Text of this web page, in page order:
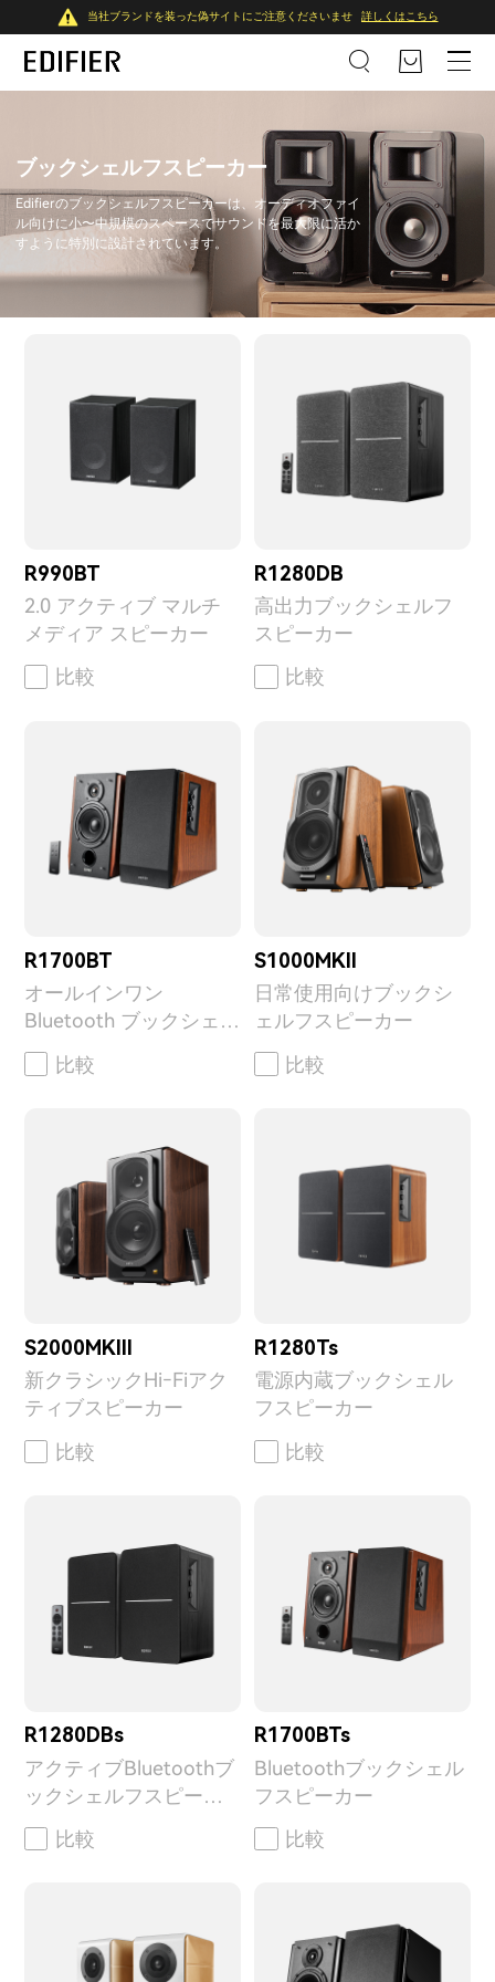
当社ブランドを装った偽サイトにご注意くださいませ 詳しくはこちら
ブックシェルフスピーカー
Edifierのブックシェルフスピーカーは、オーディオファイ
ル向けに小〜中規模のスペースでサウンドを最大限に活か
すように特別に設計されています。
R990BT
2.0 アクティブ マルチ
メディア スピーカー
比較
R1280DB
高出力ブックシェルフ
スピーカー
比較
R1700BT
オールインワン
Bluetooth ブックシェル
フスピーカー
比較
S1000MKII
日常使用向けブックシ
ェルフスピーカー
比較
S2000MKIII
新クラシックHi‑Fiアク
ティブスピーカー
比較
R1280Ts
電源内蔵ブックシェル
フスピーカー
比較
R1280DBs
アクティブBluetoothブ
ックシェルフスピーカ
ー
比較
R1700BTs
Bluetoothブックシェル
フスピーカー
比較